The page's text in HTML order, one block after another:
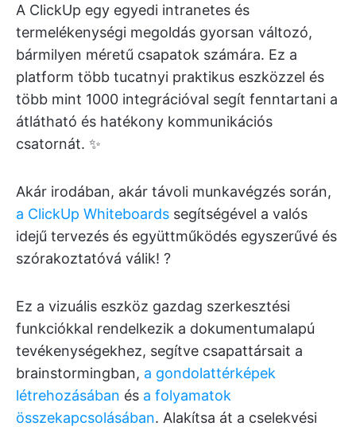
A ClickUp egy egyedi intranetes és
termelékenységi megoldás gyorsan változó,
bármilyen méretű csapatok számára. Ez a
platform több tucatnyi praktikus eszközzel és
több mint 1000 integrációval segít fenntartani a
átlátható és hatékony kommunikációs
csatornát. ✨
Akár irodában, akár távoli munkavégzés során,
a ClickUp Whiteboards segítségével a valós
idejű tervezés és együttműködés egyszerűvé és
szórakoztatóvá válik! ?
Ez a vizuális eszköz gazdag szerkesztési
funkciókkal rendelkezik a dokumentumalapú
tevékenységekhez, segítve csapattársait a
brainstormingban, a gondolattérképek
létrehozásában és a folyamatok
összekapcsolásában. Alakítsa át a cselekvési